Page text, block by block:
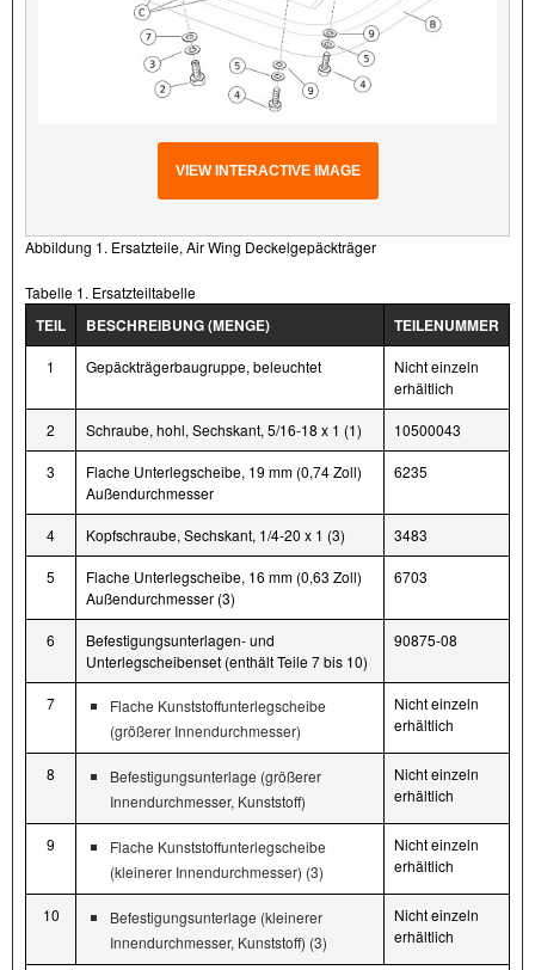
VIEW INTERACTIVE IMAGE
Abbildung 1. Ersatzteile, Air Wing Deckelgepäckträger
Tabelle 1. Ersatzteiltabelle
TEIL BESCHREIBUNG (MENGE) TEILENUMMER
1 Gepäckträgerbaugruppe, beleuchtet
Nicht einzeln
erhältlich
2 Schraube, hohl, Sechskant, 5/16-18 x 1 (1) 10500043
3
Flache Unterlegscheibe, 19 mm (0,74 Zoll)
Außendurchmesser
6235
4 Kopfschraube, Sechskant, 1/4-20 x 1 (3) 3483
5
Flache Unterlegscheibe, 16 mm (0,63 Zoll)
Außendurchmesser (3)
6703
6
Befestigungsunterlagen- und
Unterlegscheibenset (enthält Teile 7 bis 10)
90875-08
7
Flache Kunststoffunterlegscheibe
(größerer Innendurchmesser)
Nicht einzeln
erhältlich
8
Befestigungsunterlage (größerer
Innendurchmesser, Kunststoff)
Nicht einzeln
erhältlich
9
Flache Kunststoffunterlegscheibe
(kleinerer Innendurchmesser) (3)
Nicht einzeln
erhältlich
10
Befestigungsunterlage (kleinerer
Innendurchmesser, Kunststoff) (3)
Nicht einzeln
erhältlich